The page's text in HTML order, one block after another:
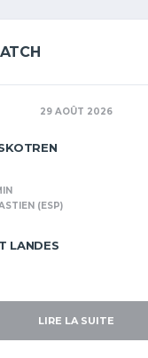
29 AOÛT 2026
LANDES
(ESP)
LIRE LA SUITE